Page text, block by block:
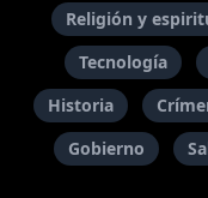
Religión y
Tecnología
Historia
Gobierno